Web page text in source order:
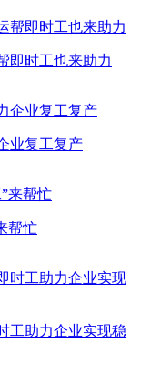
即时工也来助力
业复工复产
帮忙
工助力企业实现稳